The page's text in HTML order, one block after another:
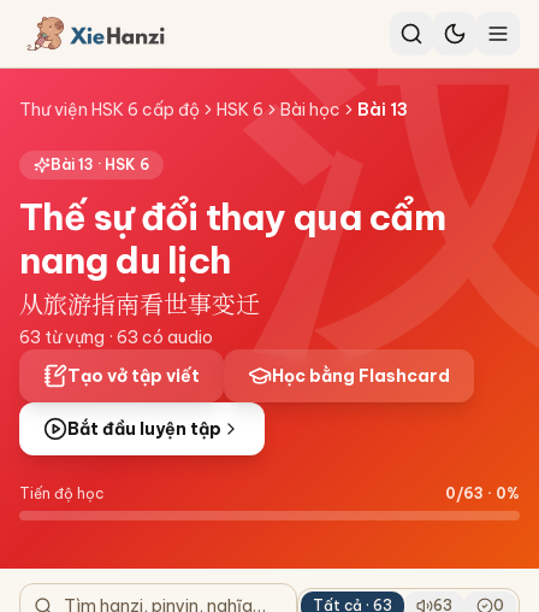
Thư viện HSK 6 cấp độ HSK 6 Bài học Bài 13
Bài 13 · HSK 6
Thế sự đổi thay qua cẩm
nang du lịch
从旅游指南看世事变迁
63 từ vựng · 63 có audio
Tạo vở tập viết
Học bằng Flashcard
Bắt đầu luyện tập
Tiến độ học 0/63 · 0%
Tất cả · 63 63 0